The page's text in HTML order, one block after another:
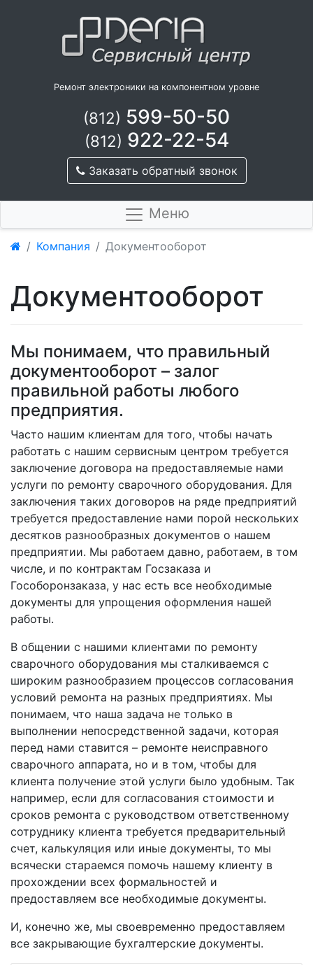
Ремонт электроники на компонентном уровне
(812) 599-50-50
(812) 922-22-54
Заказать обратный звонок
Меню
Компания Документооборот
Документооборот
Мы понимаем, что правильный
документооборот – залог
правильной работы любого
предприятия.
Часто нашим клиентам для того, чтобы начать
работать с нашим сервисным центром требуется
заключение договора на предоставляемые нами
услуги по ремонту сварочного оборудования. Для
заключения таких договоров на ряде предприятий
требуется предоставление нами порой нескольких
десятков разнообразных документов о нашем
предприятии. Мы работаем давно, работаем, в том
числе, и по контрактам Госзаказа и
Гособоронзаказа, у нас есть все необходимые
документы для упрощения оформления нашей
работы.
В общении с нашими клиентами по ремонту
сварочного оборудования мы сталкиваемся с
широким разнообразием процессов согласования
условий ремонта на разных предприятиях. Мы
понимаем, что наша задача не только в
выполнении непосредственной задачи, которая
перед нами ставится – ремонте неисправного
сварочного аппарата, но и в том, чтобы для
клиента получение этой услуги было удобным. Так
например, если для согласования стоимости и
сроков ремонта с руководством ответственному
сотруднику клиента требуется предварительный
счет, калькуляция или иные документы, то мы
всячески стараемся помочь нашему клиенту в
прохождении всех формальностей и
предоставляем все необходимые документы.
И, конечно же, мы своевременно предоставляем
все закрывающие бухгалтерские документы.